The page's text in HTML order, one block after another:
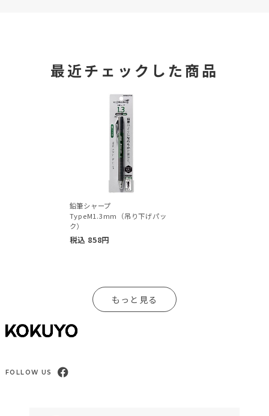
最近チェックした商品
鉛筆シャープ
TypeM1.3mm（吊り下げパッ
ク）
税込 858円
もっと見る
FOLLOW US